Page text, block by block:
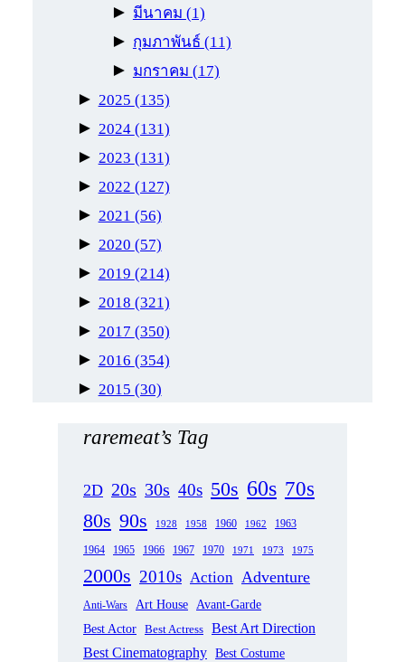
► มีนาคม (1)
► กุมภาพันธ์ (11)
► มกราคม (17)
► 2025 (135)
► 2024 (131)
► 2023 (131)
► 2022 (127)
► 2021 (56)
► 2020 (57)
► 2019 (214)
► 2018 (321)
► 2017 (350)
► 2016 (354)
► 2015 (30)
raremeat’s Tag
2D 20s 30s 40s 50s 60s 70s
80s 90s 1928 1958 1960 1962 1963
1964 1965 1966 1967 1970 1971 1973 1975
2000s 2010s Action Adventure
Anti-Wars Art House Avant-Garde
Best Actor Best Actress Best Art Direction
Best Cinematography Best Costume